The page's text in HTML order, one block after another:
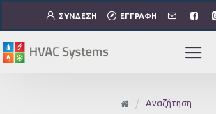
ΣΎΝΔΕΣΗ ΕΓΓΡΑΦΉ
Αναζήτηση